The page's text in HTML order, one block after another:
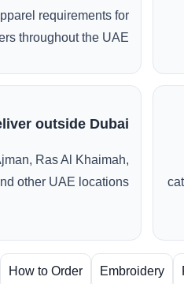
requirements for
throughout the UAE.
outside Dubai?
Ras Al Khaimah,
other UAE locations.
Embroidery
How to Order